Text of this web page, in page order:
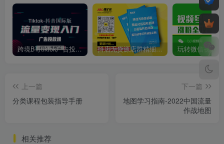
跨境B哥tiktok广告投放课，带你快速入门tiktok广告投放价值1680元 抖店无货源店群精细化运营系列课，帮助0基础新手开启抖店创业之路价值888元
上一篇
分类课程包装指导手册
下一篇
地图学习指南-2022中国流量
作战地图
相关推荐